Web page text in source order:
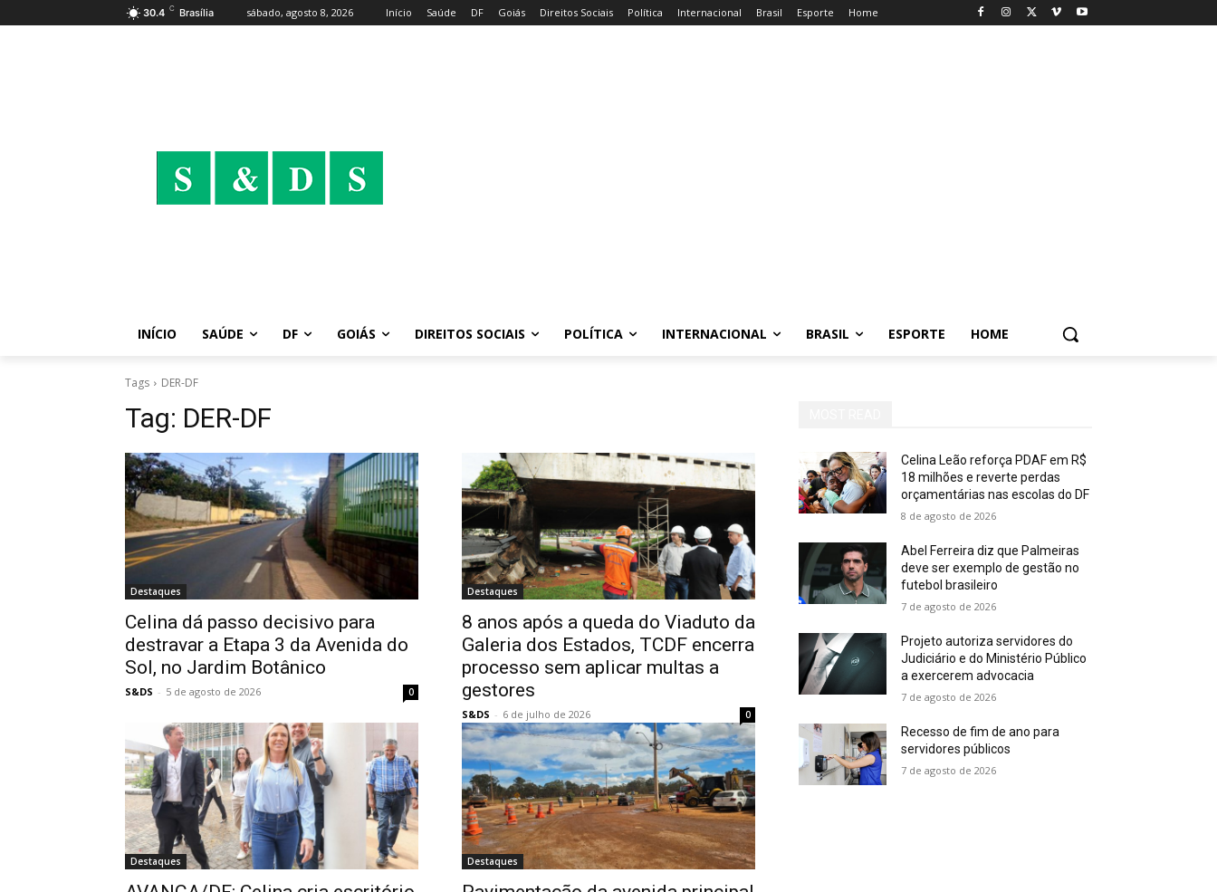
30.4 C Brasília sábado, agosto 8, 2026 Início Saúde DF Goiás Direitos Sociais Política Internacional Brasil Esporte Home
INÍCIO SAÚDE DF GOIÁS DIREITOS SOCIAIS POLÍTICA INTERNACIONAL BRASIL ESPORTE HOME
Tags DER-DF
Tag: DER-DF
Destaques
Celina dá passo decisivo para
destravar a Etapa 3 da Avenida do
Sol, no Jardim Botânico
S&DS - 5 de agosto de 2026 0
Destaques
8 anos após a queda do Viaduto da
Galeria dos Estados, TCDF encerra
processo sem aplicar multas a
gestores
S&DS - 6 de julho de 2026 0
Destaques Destaques
Celina Leão reforça PDAF em R$
18 milhões e reverte perdas
orçamentárias nas escolas do DF
8 de agosto de 2026
Abel Ferreira diz que Palmeiras
deve ser exemplo de gestão no
futebol brasileiro
7 de agosto de 2026
Projeto autoriza servidores do
Judiciário e do Ministério Público
a exercerem advocacia
7 de agosto de 2026
Recesso de fim de ano para
servidores públicos
7 de agosto de 2026